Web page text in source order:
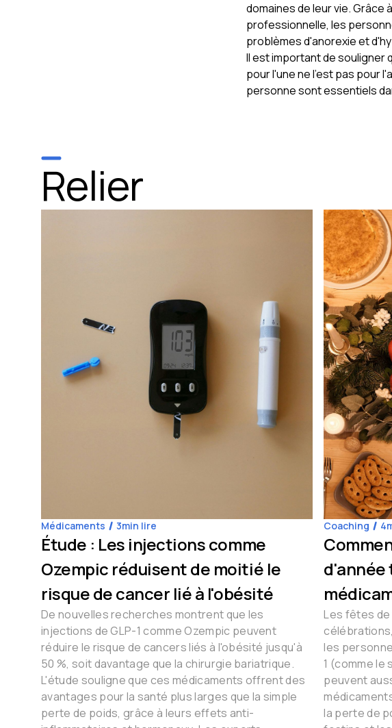
domaines de leur vie. Grâce
professionnelle, les
problèmes d'anorexie et
Il est important de souligner
pour l'une ne l'est pas pour
personne sont essentiels
Relier
Médicaments 3min lire
Étude : Les injections comme
Ozempic réduisent de moitié le
risque de cancer lié à l'obésité
De nouvelles recherches montrent que les
injections de GLP-1 comme Ozempic peuvent
réduire le risque de cancers liés à l'obésité jusqu'à
50 %, soit davantage que la chirurgie bariatrique.
L'étude souligne que ces médicaments offrent des
avantages pour la santé plus larges que la simple
perte de poids, grâce à leurs effets anti-
Coaching 4
d'année
Les fêtes de
les
1 (comme le
peuvent
la perte de